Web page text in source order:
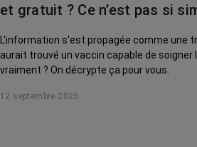
La vie autour
et gratuit ? Ce n’est pas si
L'information s'est propagée comme une
aurait trouvé un vaccin capable de soigner
vraiment ? On décrypte ça pour vous.
12 septembre 2025